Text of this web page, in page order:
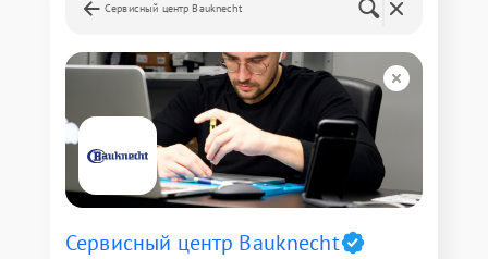
Сервисный центр Bauknecht
Сервисный центр Bauknecht